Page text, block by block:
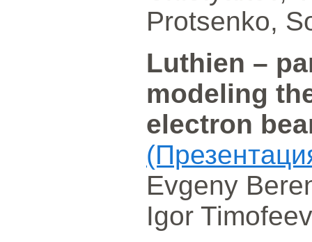
Protsenko,
Luthien –
modeling
electron
Evgeny
Igor